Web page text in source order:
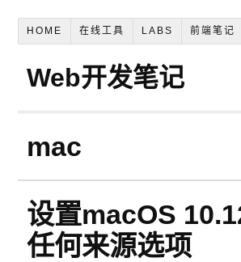
HOME 在线工具 LABS 前端笔记
Web开发笔记
mac
设置macOS
任何来源选项